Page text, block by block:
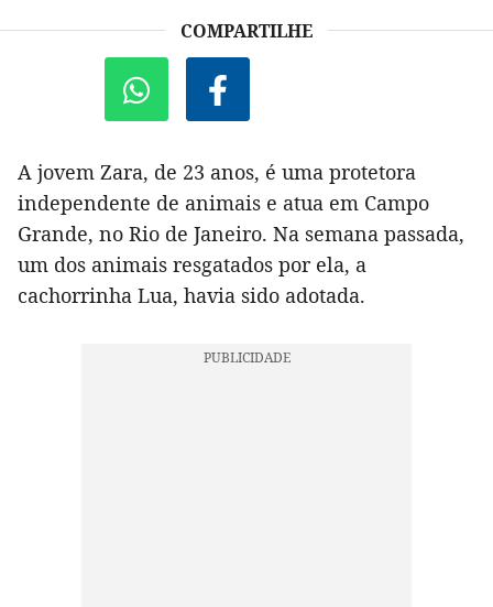
COMPARTILHE
A jovem Zara, de 23 anos, é uma protetora
independente de animais e atua em Campo
Grande, no Rio de Janeiro. Na semana passada,
um dos animais resgatados por ela, a
cachorrinha Lua, havia sido adotada.